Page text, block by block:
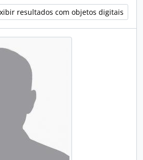
resultados com objetos digitais